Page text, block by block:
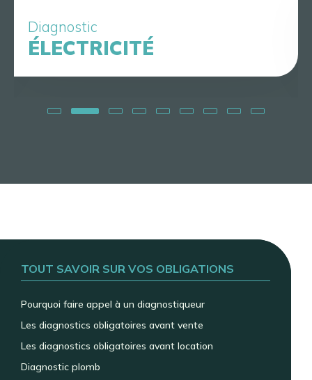
Diagnostic
ÉLECTRICITÉ
TOUT SAVOIR SUR VOS OBLIGATIONS
Pourquoi faire appel à un diagnostiqueur
Les diagnostics obligatoires avant vente
Les diagnostics obligatoires avant location
Diagnostic plomb